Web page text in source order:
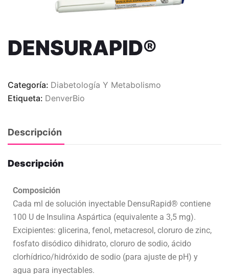
DENSURAPID®
Categoría: Diabetología Y Metabolismo
Etiqueta: DenverBio
Descripción
Descripción
Composición
Cada ml de solución inyectable DensuRapid® contiene
100 U de Insulina Aspártica (equivalente a 3,5 mg).
Excipientes: glicerina, fenol, metacresol, cloruro de zinc,
fosfato disódico dihidrato, cloruro de sodio, ácido
clorhídrico/hidróxido de sodio (para ajuste de pH) y
agua para inyectables.